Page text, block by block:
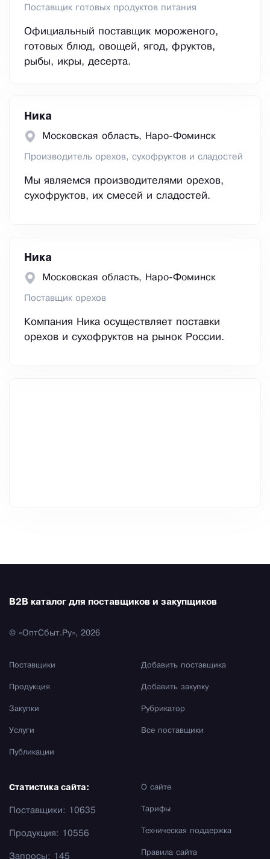
Поставщик готовых продуктов питания
Официальный поставщик мороженого,
готовых блюд, овощей, ягод, фруктов,
рыбы, икры, десерта.
Ника
Московская область, Наро-Фоминск
Производитель орехов, сухофруктов и сладостей
Мы являемся производителями орехов,
сухофруктов, их смесей и сладостей.
Ника
Московская область, Наро-Фоминск
Поставщик орехов
Компания Ника осуществляет поставки
орехов и сухофруктов на рынок России.
B2B каталог для поставщиков и закупщиков
© «ОптСбыт.Ру», 2026
Поставщики
Продукция
Закупки
Услуги
Публикации
Добавить поставщика
Добавить закупку
Рубрикатор
Все поставщики
О сайте
Тарифы
Техническая поддержка
Правила сайта
Статистика сайта:
Поставщики: 10635
Продукция: 10556
Запросы: 145